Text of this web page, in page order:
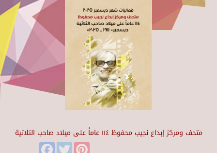
متحف ومركز إبداع نجيب محفوظ ١١٤ عاماً على ميلاد صاحب الثلاثية
FacebookTwitter